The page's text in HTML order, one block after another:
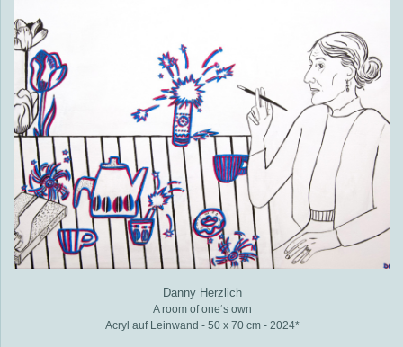
Danny Herzlich
A room of one‘s own
Acryl auf Leinwand - 50 x 70 cm - 2024*